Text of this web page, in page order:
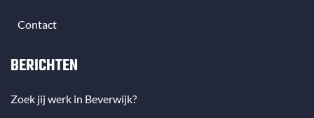
Contact
BERICHTEN
Zoek jij werk in Beverwijk?